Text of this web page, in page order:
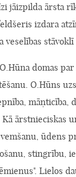
jāizpilda ārsta
izdara
stāvoklī
domas
O.Hūns
māņticība,
ārstnieciskas
ūdens
stingrību,
Lielos